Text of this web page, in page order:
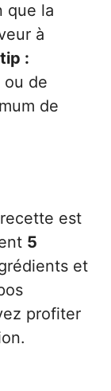
que la
à
:
ou de
de
est
5
et
profiter